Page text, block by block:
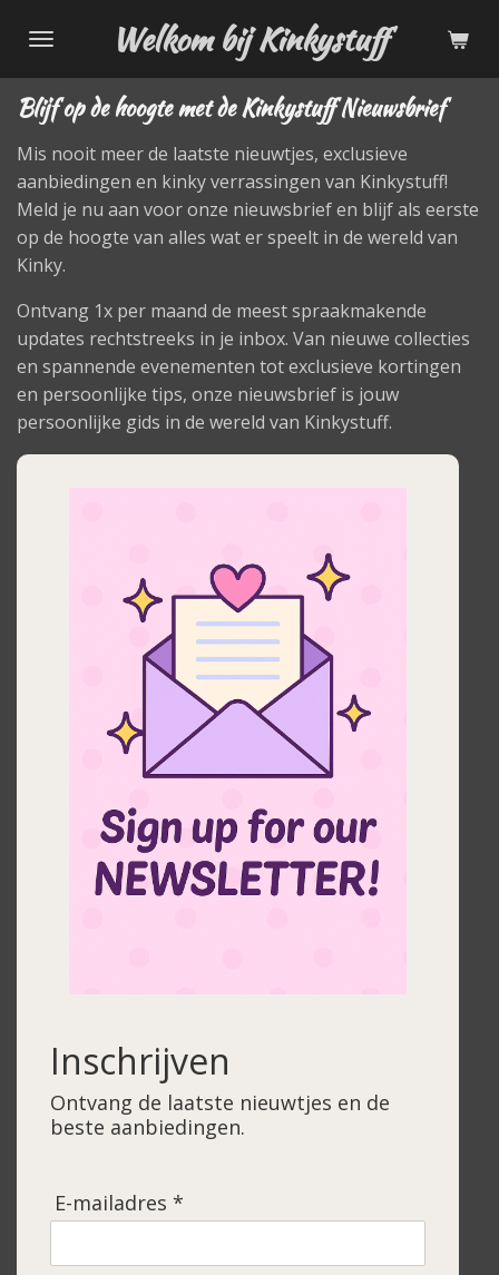
direct
naar
de
Welkom bij Kinkystuff
Blijf op de hoogte met de Kinkystuff Nieuwsbrief
Mis nooit meer de laatste nieuwtjes, exclusieve
aanbiedingen en kinky verrassingen van Kinkystuff!
Meld je nu aan voor onze nieuwsbrief en blijf als eerste
op de hoogte van alles wat er speelt in de wereld van
Kinky.
Ontvang 1x per maand de meest spraakmakende
updates rechtstreeks in je inbox. Van nieuwe collecties
en spannende evenementen tot exclusieve kortingen
en persoonlijke tips, onze nieuwsbrief is jouw
persoonlijke gids in de wereld van Kinkystuff.
Inschrijven
Ontvang de laatste nieuwtjes en de
beste aanbiedingen.
E-mailadres *